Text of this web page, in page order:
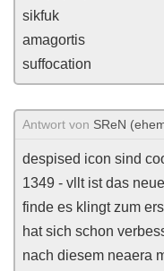
sikfuk
amagortis
suffocation
Antwort von SReN
despised icon sind
1349 - vllt ist das
finde es klingt zum
hat sich schon
nach diesem neaera